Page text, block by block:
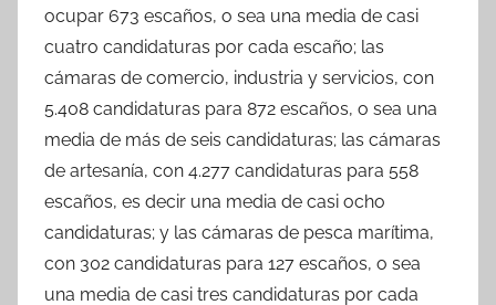
ocupar 673 escaños, o sea una media de casi
cuatro candidaturas por cada escaño; las
cámaras de comercio, industria y servicios, con
5.408 candidaturas para 872 escaños, o sea una
media de más de seis candidaturas; las cámaras
de artesanía, con 4.277 candidaturas para 558
escaños, es decir una media de casi ocho
candidaturas; y las cámaras de pesca marítima,
con 302 candidaturas para 127 escaños, o sea
una media de casi tres candidaturas por cada